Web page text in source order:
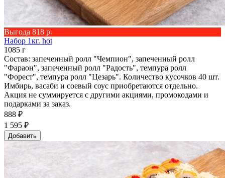
Выгода 818 р.
Набор 1кг. hot
1085 г
Состав: запеченный ролл "Чемпион", запеченный ролл
"Фараон", запеченный ролл "Радость", темпура ролл
"Форест", темпура ролл "Цезарь". Количество кусочков 40 шт.
Имбирь, васаби и соевый соус приобретаются отдельно.
Акция не суммируется с другими акциями, промокодами и
подарками за заказ.
888 ₽
1 595 ₽
Добавить